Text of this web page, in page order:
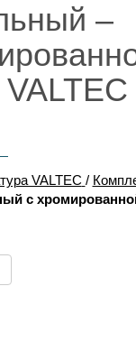
–
VALTEC /
с